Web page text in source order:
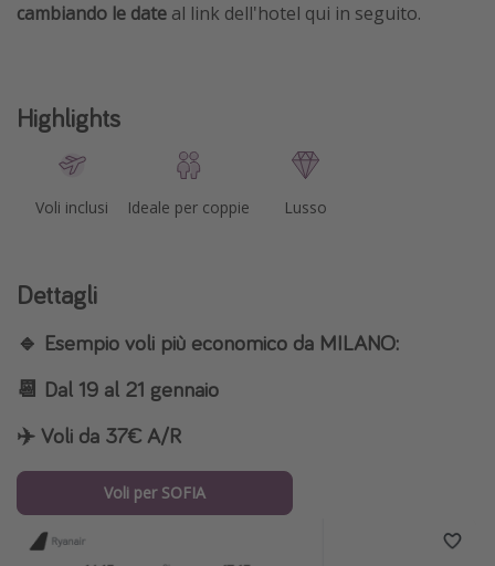
cambiando le date al link dell'hotel qui in seguito.
Highlights
Voli inclusi Ideale per coppie Lusso
Dettagli
🔹 Esempio voli più economico da MILANO:
📆 Dal 19 al 21 gennaio
✈️ Voli da 37€ A/R
Voli per SOFIA